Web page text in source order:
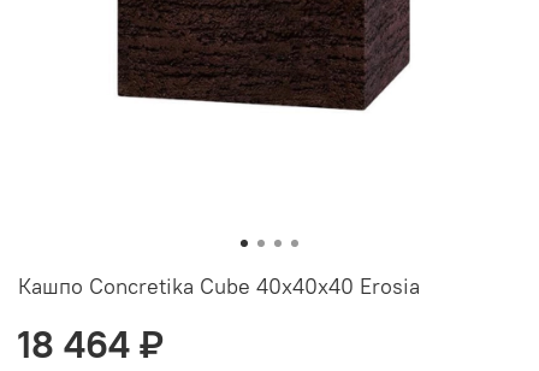
Кашпо Concretika Cube 40x40x40 Erosia
18 464 ₽